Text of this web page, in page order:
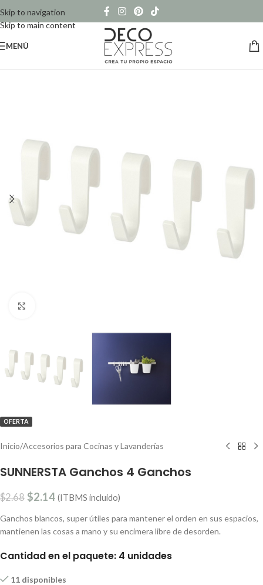
Skip to navigation
Skip to main content
MENÚ
OFERTA
Inicio/Accesorios para Cocinas y Lavanderías
SUNNERSTA Ganchos 4 Ganchos
$2.68 $2.14 (ITBMS incluido)
Ganchos blancos, super útiles para mantener el orden en sus espacios,
mantienen las cosas a mano y su encimera libre de desorden.
Cantidad en el paquete: 4 unidades
11 disponibles